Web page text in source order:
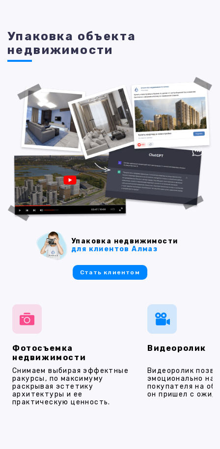
Упаковка объекта
недвижимости
Фотосъемка
недвижимости
Снимаем выбирая эффектные
ракурсы, по максимуму
раскрывая эстетику
архитектуры и ее
практическую ценность.
Видеоролик
Видеоролик
эмоционально
покупателя на
он пришел с
Упаковка недвижимости
для клиентов Алмаз
Стать клиентом